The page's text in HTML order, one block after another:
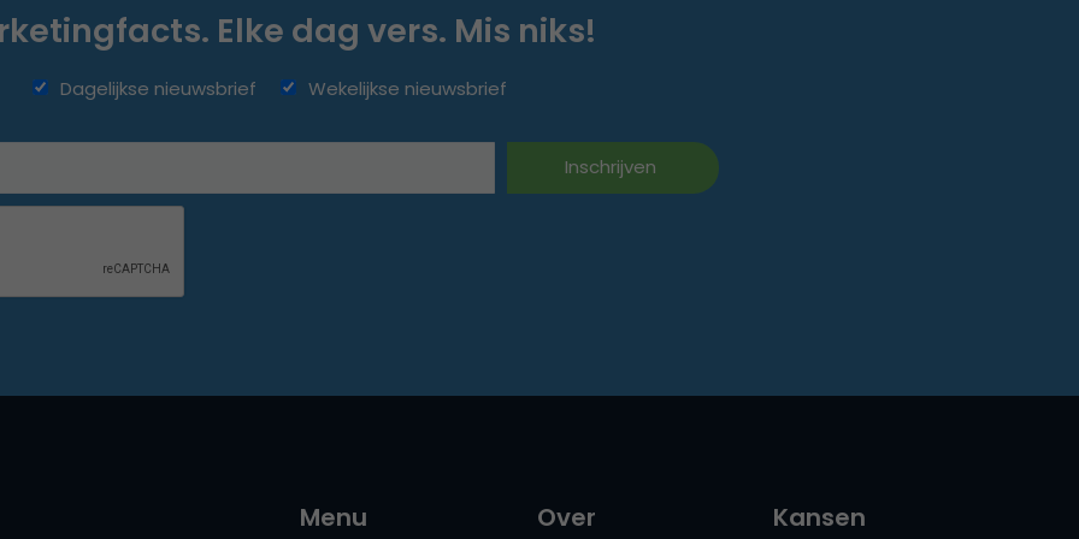
Elke dag vers. Mis niks!
Dagelijkse nieuwsbrief Wekelijkse nieuwsbrief
Menu Over Kansen